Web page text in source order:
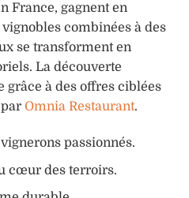
France, gagnent en
combinées à des
se transforment en
La découverte
à des offres ciblées
Omnia Restaurant.
passionnés.
cœur des terroirs.